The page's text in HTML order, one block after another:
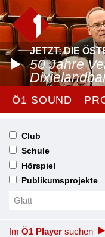
JETZT: DIE
50 Jahre
Ö1 SOUND
Club
Schule
Hörspiel
Publikumsprojekte
Im Ö1 Player suchen